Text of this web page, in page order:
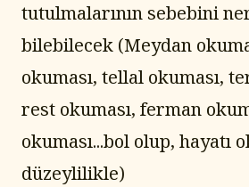
tutulmalarının sebebini
bilebilecek (Meydan
okuması, tellal okuması,
rest okuması, ferman
okuması...bol olup, hayatı
düzeylilikle)